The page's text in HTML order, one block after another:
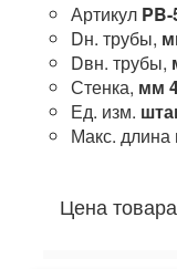
Артикул
Dн. трубы,
Dвн. трубы,
Стенка, мм
Ед. изм.
Макс. длина
Цена